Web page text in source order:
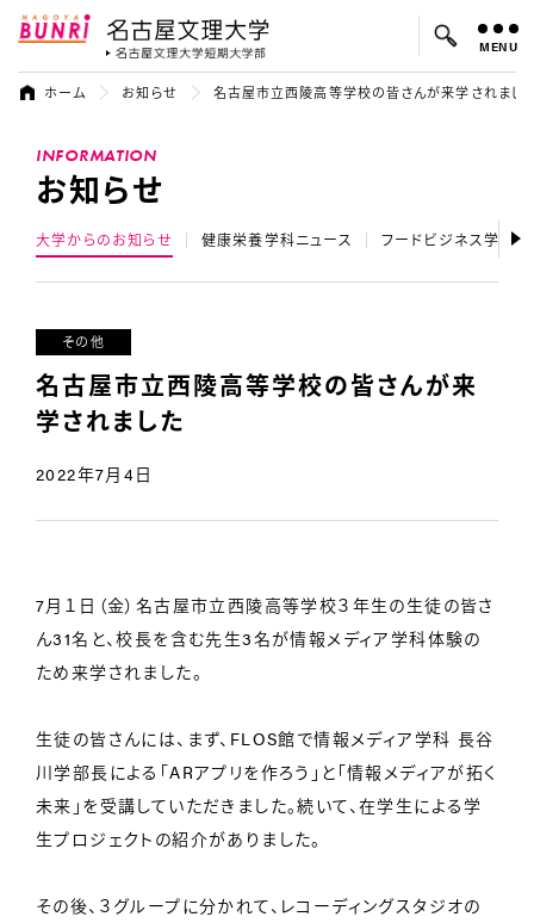
名古屋文理大学 名古屋文理大
よく検索されているキーワード：
MENU
ホーム お知らせ 名古屋市立西陵高等学校の皆さんが来学されまし
INFORMATION
お知らせ
大学からのお知らせ 健康栄養学科ニュース フードビジネス学科ニ
その他
名古屋市立西陵高等学校の皆さんが来
学されました
2022年7月4日
7月１日（金）名古屋市立西陵高等学校３年生の生徒の皆さ
ん31名と、校長を含む先生3名が情報メディア学科体験の
ため来学されました。
生徒の皆さんには、まず、FLOS館で情報メディア学科 長谷
川学部長による「ARアプリを作ろう」と「情報メディアが拓く
未来」を受講していただきました。続いて、在学生による学
生プロジェクトの紹介がありました。
その後、３グループに分かれて、レコーディングスタジオの